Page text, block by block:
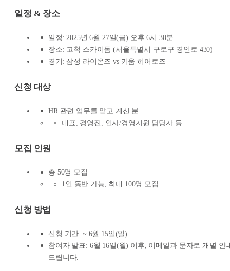
일정 & 장소
일정: 2025년 6월 27일(금) 오후 6시 30분
장소: 고척 스카이돔 (서울특별시 구로구 경인로 430)
경기: 삼성 라이온즈 vs 키움 히어로즈
신청 대상
HR 관련 업무를 맡고 계신 분
대표, 경영진, 인사/경영지원 담당자 등
모집 인원
총 50명 모집
1인 동반 가능, 최대 100명 모집
신청 방법
신청 기간: ~ 6월 15일(일)
참여자 발표: 6월 16일(월) 이후, 이메일과 문자로 개별 안
드립니다.